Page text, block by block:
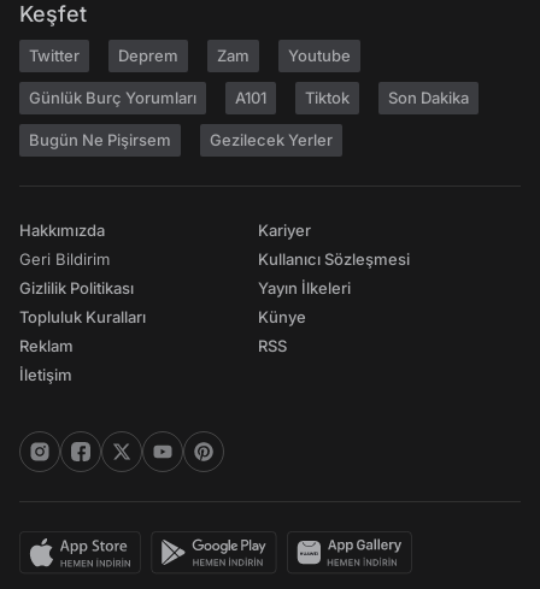
Keşfet
Twitter Deprem Zam Youtube
Günlük Burç Yorumları A101 Tiktok Son Dakika
Bugün Ne Pişirsem Gezilecek Yerler
Hakkımızda
Geri Bildirim
Gizlilik Politikası
Topluluk Kuralları
Reklam
İletişim
Kariyer
Kullanıcı Sözleşmesi
Yayın İlkeleri
Künye
RSS